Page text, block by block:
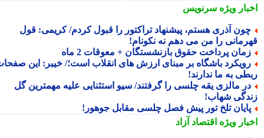
ویژهسرنویس
آذری هستم، پیشنهاد تراکتور را قبول کردم/ کریمی: قول
را من می دهم نه نکونام!
پرداخت حقوق بازنشستگان + معوقات 2 ماه
باشگاه بر مبنای ارزش های انقلاب است؛/ خیبر: این صفحات
به ما ندارند!
مالزی یقه چلسی را گرفتند/ سیو استثنایی علیه مهمترین گل
شهاب!
تلخ تور پیش فصل چلسی مقابل جوهور!
ویژهاقتصاد آزاد